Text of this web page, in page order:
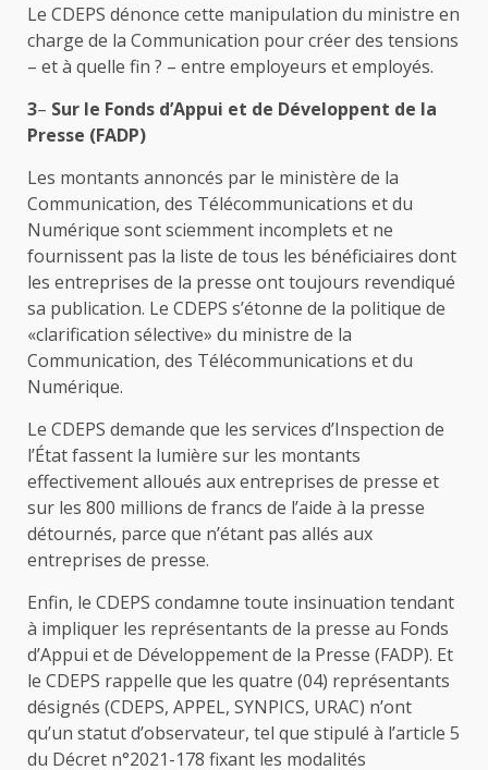
Le CDEPS dénonce cette manipulation du ministre en
charge de la Communication pour créer des tensions
– et à quelle fin ? – entre employeurs et employés.
3– Sur le Fonds d’Appui et de Développent de la
Presse (FADP)
Les montants annoncés par le ministère de la
Communication, des Télécommunications et du
Numérique sont sciemment incomplets et ne
fournissent pas la liste de tous les bénéficiaires dont
les entreprises de la presse ont toujours revendiqué
sa publication. Le CDEPS s’étonne de la politique de
«clarification sélective» du ministre de la
Communication, des Télécommunications et du
Numérique.
Le CDEPS demande que les services d’Inspection de
l’État fassent la lumière sur les montants
effectivement alloués aux entreprises de presse et
sur les 800 millions de francs de l’aide à la presse
détournés, parce que n’étant pas allés aux
entreprises de presse.
Enfin, le CDEPS condamne toute insinuation tendant
à impliquer les représentants de la presse au Fonds
d’Appui et de Développement de la Presse (FADP). Et
le CDEPS rappelle que les quatre (04) représentants
désignés (CDEPS, APPEL, SYNPICS, URAC) n’ont
qu’un statut d’observateur, tel que stipulé à l’article 5
du Décret n°2021-178 fixant les modalités